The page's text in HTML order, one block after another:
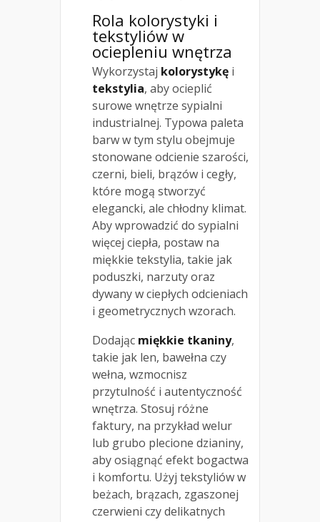
Rola kolorystyki i
tekstyliów w
ociepleniu wnętrza
Wykorzystaj kolorystykę i
tekstylia, aby ocieplić
surowe wnętrze sypialni
industrialnej. Typowa paleta
barw w tym stylu obejmuje
stonowane odcienie szarości,
czerni, bieli, brązów i cegły,
które mogą stworzyć
elegancki, ale chłodny klimat.
Aby wprowadzić do sypialni
więcej ciepła, postaw na
miękkie tekstylia, takie jak
poduszki, narzuty oraz
dywany w ciepłych odcieniach
i geometrycznych wzorach.
Dodając miękkie tkaniny,
takie jak len, bawełna czy
wełna, wzmocnisz
przytulność i autentyczność
wnętrza. Stosuj różne
faktury, na przykład welur
lub grubo plecione dzianiny,
aby osiągnąć efekt bogactwa
i komfortu. Użyj tekstyliów w
beżach, brązach, zgaszonej
czerwieni czy delikatnych